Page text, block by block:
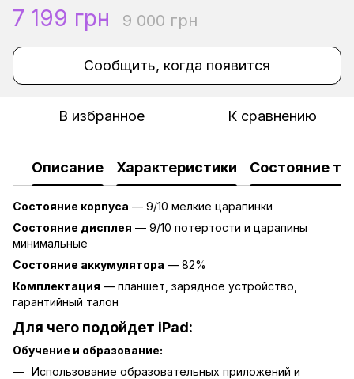
7 199 грн 9 000 грн
Сообщить, когда появится
В избранное К сравнению
Описание Характеристики Состояние
Состояние корпуса — 9/10 мелкие царапинки
Состояние дисплея — 9/10 потертости и царапины
минимальные
Состояние аккумулятора — 82%
Комплектация — планшет, зарядное устройство,
гарантийный талон
Для чего подойдет iPad:
Обучение и образование:
Использование образовательных приложений и